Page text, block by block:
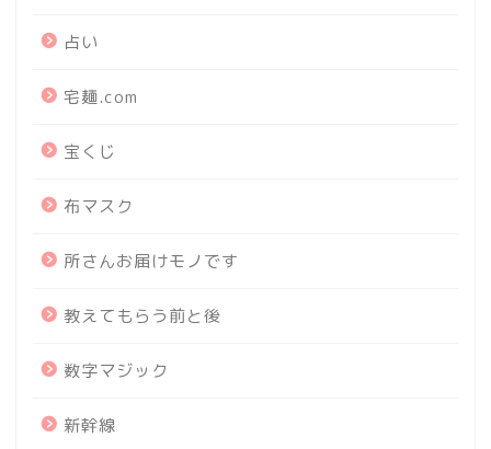
占い
宅麺.com
宝くじ
布マスク
所さんお届けモノです
教えてもらう前と後
数字マジック
新幹線